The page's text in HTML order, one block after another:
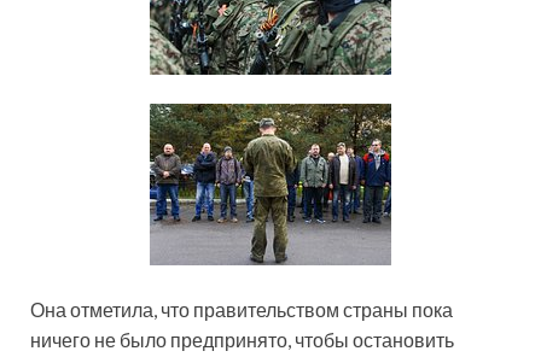
Она отметила, что правительством страны пока
ничего не было предпринято, чтобы остановить